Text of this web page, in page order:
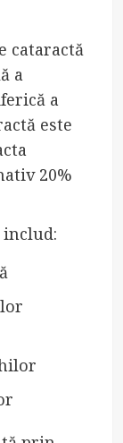
cataractă
a
a
este
20%